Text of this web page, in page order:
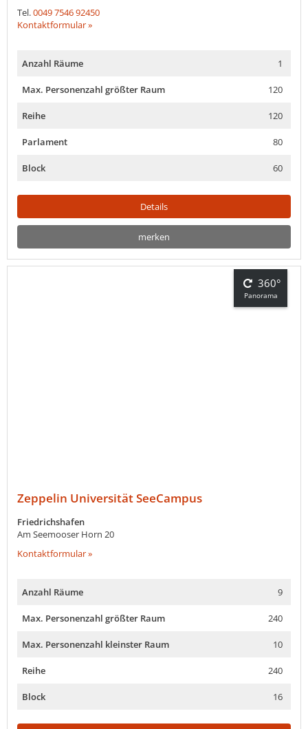
Tel.0049 7546 92450
Kontaktformular »
Anzahl Räume 1
Max. Personenzahl größter Raum 120
Reihe 120
Parlament 80
Block 60
Details
merken
360°
Panorama
Zeppelin Universität SeeCampus
Friedrichshafen
Am Seemooser Horn 20
Kontaktformular »
Anzahl Räume 9
Max. Personenzahl größter Raum 240
Max. Personenzahl kleinster Raum 10
Reihe 240
Block 16